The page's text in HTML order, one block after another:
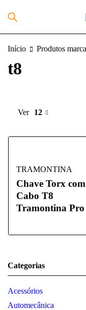
Início Produtos
t8
Categorias
Acessórios
Automecânica
Ver 12
TRAMONTINA
Chave Torx com
Cabo T8
Tramontina Pro